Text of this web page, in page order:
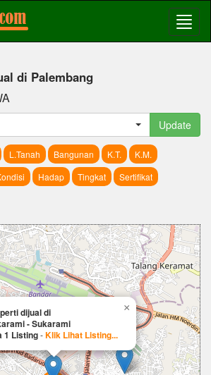
di Palembang
Update
L.Tanah Bangunan K.T.
K.M.
Hadap Tingkat
Sertifikat
dijual di
- Sukarami
1 Listing-Klik Lihat Listing...
×